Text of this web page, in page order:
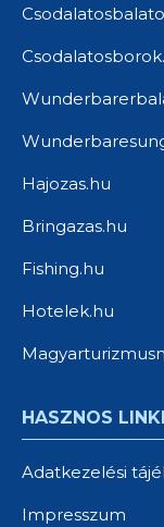
Hajozas.hu
Bringazas.hu
Fishing.hu
Hotelek.hu
HASZNOS
Adatkezelési
Impresszum